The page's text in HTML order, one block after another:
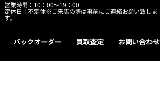
営業時間：10：00～19：00
定休日：不定休※ご来店の際は事前にご連絡お願い致しま
す。
バックオーダー 買取査定 お問い合わせ